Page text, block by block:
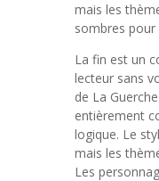
mais les
sombres
La fin est un
lecteur sans
de La
entièrement
logique. Le
mais les
Les